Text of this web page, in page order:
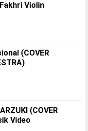
Violin
(COVER
(COVER
Video